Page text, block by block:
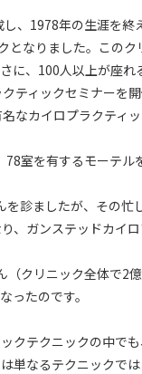
、1978年の生涯を終
なりました。この
に、100人以上が座
ティックセミナーを
カイロプラクティッ
室を有するモーテル
診ましたが、その忙
、ガンステッドカイ
クリニック全体で2
ったのです。
クテクニックの中で
単なるテクニックで